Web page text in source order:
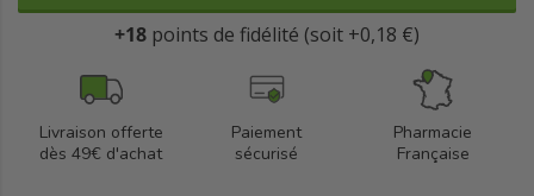
+18 points de fidélité (soit +0,18 €)
Livraison offerte
dès 49€ d'achat
Paiement
sécurisé
Pharmacie
Française